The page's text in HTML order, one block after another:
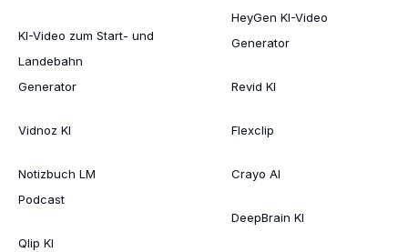
KI-Video zum Start- und
Landebahn
Generator
Vidnoz KI
Notizbuch LM
Podcast
Qlip KI
HeyGen KI-Video
Generator
Revid KI
Flexclip
Crayo AI
DeepBrain KI